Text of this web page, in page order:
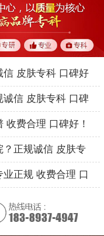
皮肤专科 口碑好
信 皮肤专科 口碑
收费合理 口碑好！
正规诚信 皮肤专
正规 收费合理 口